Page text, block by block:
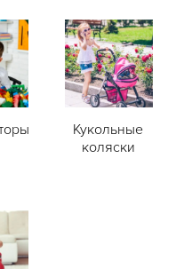
Кукольные
коляски